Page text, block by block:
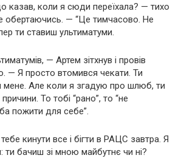
казав, коли я сюди переїхала? — тихо
обертаючись. — “Це тимчасово. Не
ти ставиш ультиматуми.
— Артем зітхнув і провів
— Я просто втомився чекати. Ти
Але коли я згадую про шлюб, ти
То тобі “рано”, то “не
пожити для себе”.
кинути все і бігти в РАЦС завтра. Я
ти бачиш зі мною майбутнє чи ні?